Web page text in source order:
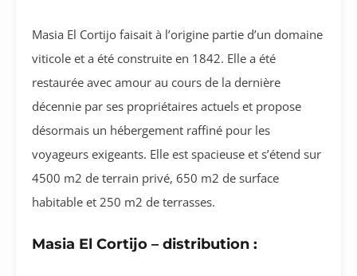
Masia El Cortijo faisait à l’origine partie d’un domaine
viticole et a été construite en 1842. Elle a été
restaurée avec amour au cours de la dernière
décennie par ses propriétaires actuels et propose
désormais un hébergement raffiné pour les
voyageurs exigeants. Elle est spacieuse et s’étend sur
4500 m2 de terrain privé, 650 m2 de surface
habitable et 250 m2 de terrasses.
Masia El Cortijo – distribution :